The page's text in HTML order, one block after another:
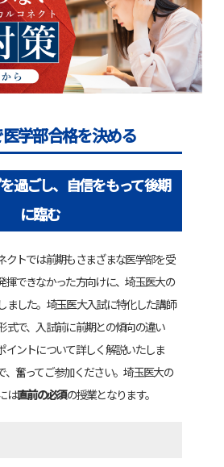
学部合格を決める
過ごし、自信をもって後期
に臨む
クトでは前期もさまざまな医学部を受
揮できなかった方向けに、埼玉医大の
ました。埼玉医大入試に特化した講師
式で、入試前に前期との傾向の違い
イントについて詳しく解説いたしま
、奮ってご参加ください。埼玉医大の
は直前の必須の授業となります。